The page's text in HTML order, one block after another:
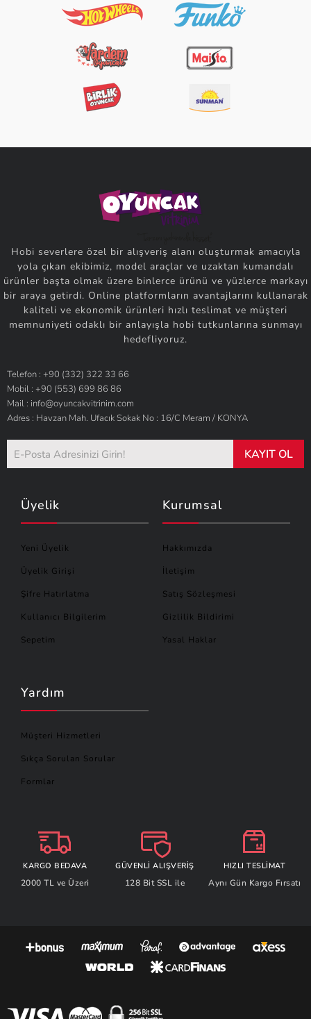
Hobi severlere özel bir alışveriş alanı oluşturmak amacıyla
yola çıkan ekibimiz, model araçlar ve uzaktan kumandalı
ürünler başta olmak üzere binlerce ürünü ve yüzlerce markayı
bir araya getirdi. Online platformların avantajlarını kullanarak
kaliteli ve ekonomik ürünleri hızlı teslimat ve müşteri
memnuniyeti odaklı bir anlayışla hobi tutkunlarına sunmayı
hedefliyoruz.
Telefon : +90 (332) 322 33 66
Mobil : +90 (553) 699 86 86
Mail : info@oyuncakvitrinim.com
Adres : Havzan Mah. Ufacık Sokak No : 16/C Meram / KONYA
KAYIT OL
Üyelik
Yeni Üyelik
Üyelik Girişi
Şifre Hatırlatma
Kullanıcı Bilgilerim
Sepetim
Kurumsal
Hakkımızda
İletişim
Satış Sözleşmesi
Gizlilik Bildirimi
Yasal Haklar
Yardım
Müşteri Hizmetleri
Sıkça Sorulan Sorular
Formlar
KARGO BEDAVA
2000 TL ve Üzeri
GÜVENLİ ALIŞVERİŞ
128 Bit SSL ile
HIZLI TESLİMAT
Aynı Gün Kargo Fırsatı